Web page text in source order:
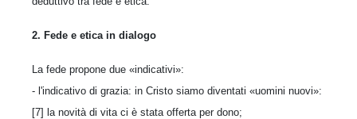
2. Fede e etica in dialogo
La fede propone due «indicativi»:
- l'indicativo di grazia: in Cristo siamo diventati «uomini nuovi»:
[7] la novità di vita ci è stata offerta per dono;